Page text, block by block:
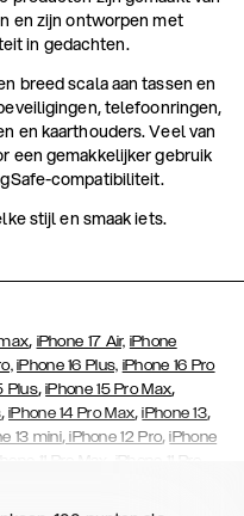
en zijn ontworpen met
in gedachten.
breed scala aan tassen en
telefoonringen,
en kaarthouders. Veel van
een gemakkelijker gebruik
compatibiliteit.
stijl en smaak iets.
, iPhone 17 Air, iPhone
iPhone 16 Plus, iPhone 16 Pro
Plus,iPhone 15 Pro Max,
,iPhone 14 Pro Max,iPhone 13,
13 mini,iPhone 12 Pro,iPhone
11 Pro Max iPhone 11 Pro
7